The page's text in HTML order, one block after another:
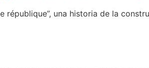
una historia de la